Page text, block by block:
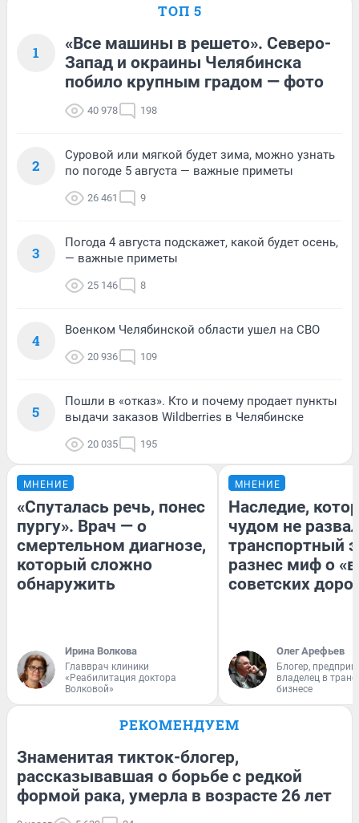
ТОП 5
1
«Все машины в решето». Северо-
Запад и окраины Челябинска
побило крупным градом — фото
40 978 198
2
Суровой или мягкой будет зима, можно узнать
по погоде 5 августа — важные приметы
26 461 9
3
Погода 4 августа подскажет, какой будет осень,
— важные приметы
25 146 8
4
Военком Челябинской области ушел на СВО
20 936 109
5
Пошли в «отказ». Кто и почему продает пункты
выдачи заказов Wildberries в Челябинске
20 035 195
МНЕНИЕ
«Спуталась речь, понес
пургу». Врач — о
смертельном диагнозе,
который сложно
обнаружить
Ирина Волкова
Главврач клиники
«Реабилитация доктора
Волковой»
МНЕНИЕ
Наследие,
чудом не
транспортный
разнес миф о
советских
Олег Арефьев
Блогер,
владелец в
бизнесе
РЕКОМЕНДУЕМ
Знаменитая тикток-блогер,
рассказывавшая о борьбе с редкой
формой рака, умерла в возрасте 26 лет